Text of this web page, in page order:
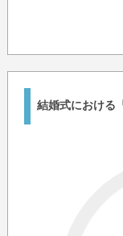
結婚式における